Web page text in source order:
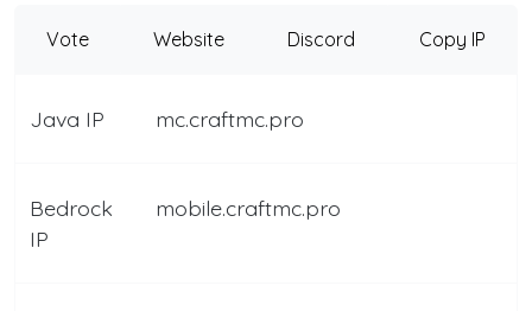
Vote Website Discord Copy IP
Java IP mc.craftmc.pro
Bedrock
IP
mobile.craftmc.pro